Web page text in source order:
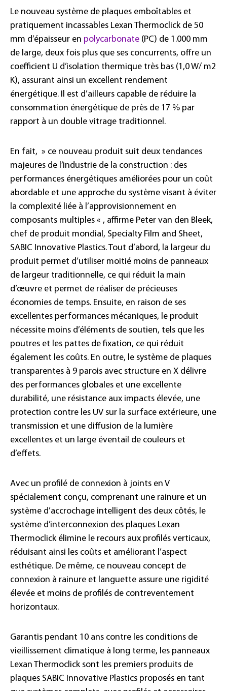
Le nouveau système de plaques emboîtables et
pratiquement incassables Lexan Thermoclick de 50
mm d’épaisseur en polycarbonate (PC) de 1.000 mm
de large, deux fois plus que ses concurrents, offre un
coefficient U d’isolation thermique très bas (1,0 W/ m2
K), assurant ainsi un excellent rendement
énergétique. Il est d’ailleurs capable de réduire la
consommation énergétique de près de 17 % par
rapport à un double vitrage traditionnel.
En fait, » ce nouveau produit suit deux tendances
majeures de l’industrie de la construction : des
performances énergétiques améliorées pour un coût
abordable et une approche du système visant à éviter
la complexité liée à l’approvisionnement en
composants multiples « , affirme Peter van den Bleek,
chef de produit mondial, Specialty Film and Sheet,
SABIC Innovative Plastics. Tout d’abord, la largeur du
produit permet d’utiliser moitié moins de panneaux
de largeur traditionnelle, ce qui réduit la main
d’œuvre et permet de réaliser de précieuses
économies de temps. Ensuite, en raison de ses
excellentes performances mécaniques, le produit
nécessite moins d’éléments de soutien, tels que les
poutres et les pattes de fixation, ce qui réduit
également les coûts. En outre, le système de plaques
transparentes à 9 parois avec structure en X délivre
des performances globales et une excellente
durabilité, une résistance aux impacts élevée, une
protection contre les UV sur la surface extérieure, une
transmission et une diffusion de la lumière
excellentes et un large éventail de couleurs et
d’effets.
Avec un profilé de connexion à joints en V
spécialement conçu, comprenant une rainure et un
système d’accrochage intelligent des deux côtés, le
système d’interconnexion des plaques Lexan
Thermoclick élimine le recours aux profilés verticaux,
réduisant ainsi les coûts et améliorant l’aspect
esthétique. De même, ce nouveau concept de
connexion à rainure et languette assure une rigidité
élevée et moins de profilés de contreventement
horizontaux.
Garantis pendant 10 ans contre les conditions de
vieillissement climatique à long terme, les panneaux
Lexan Thermoclick sont les premiers produits de
plaques SABIC Innovative Plastics proposés en tant